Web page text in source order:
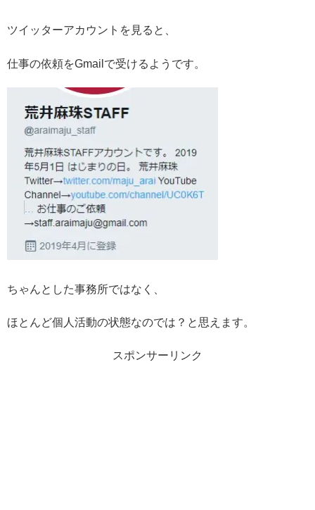
ツイッターアカウントを見ると、
仕事の依頼をGmailで受けるようです。
ちゃんとした事務所ではなく、
ほとんど個人活動の状態なのでは？と思えます。
スポンサーリンク